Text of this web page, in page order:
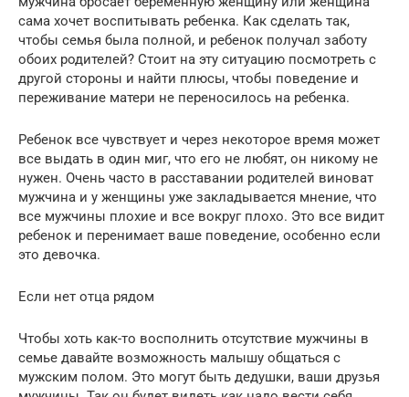
сама хочет воспитывать ребенка. Как сделать так,
чтобы семья была полной, и ребенок получал заботу
обоих родителей? Стоит на эту ситуацию посмотреть с
другой стороны и найти плюсы, чтобы поведение и
переживание матери не переносилось на ребенка.
Ребенок все чувствует и через некоторое время может
все выдать в один миг, что его не любят, он никому не
нужен. Очень часто в расставании родителей виноват
мужчина и у женщины уже закладывается мнение, что
все мужчины плохие и все вокруг плохо. Это все видит
ребенок и перенимает ваше поведение, особенно если
это девочка.
Если нет отца рядом
Чтобы хоть как-то восполнить отсутствие мужчины в
семье давайте возможность малышу общаться с
мужским полом. Это могут быть дедушки, ваши друзья